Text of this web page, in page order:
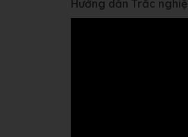
Hướng dẫn Trắc